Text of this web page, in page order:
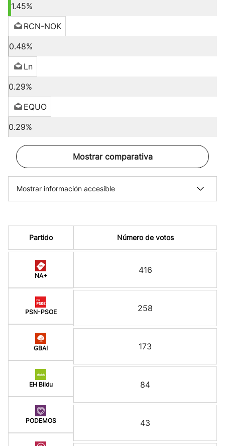
1.45%
RCN-NOK
0.48%
Ln
0.29%
EQUO
0.29%
Mostrar comparativa
Mostrar información accesible
Partido
NA+
PSN-PSOE
GBAI
EH Bildu
PODEMOS
Número de votos
416
258
173
84
43